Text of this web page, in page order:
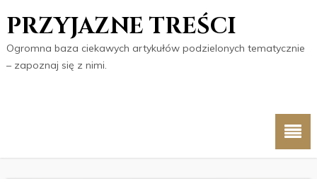
PRZYJAZNE TREŚCI
Ogromna baza ciekawych artykułów podzielonych tematycznie
– zapoznaj się z nimi.